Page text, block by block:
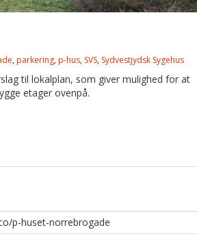
, parkering, p-hus, SVS, Sydvestjydsk Sygehus
til lokalplan, som giver mulighed for at
etager ovenpå.